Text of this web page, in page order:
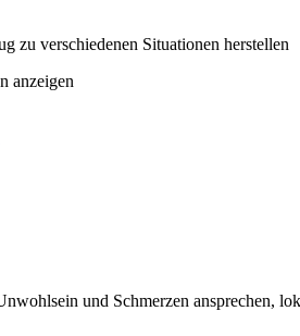
zu verschiedenen Situationen herstellen
anzeigen
und Schmerzen ansprechen,